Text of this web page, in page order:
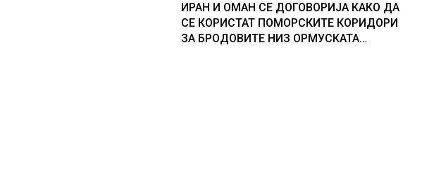
ИРАН И ОМАН СЕ ДОГОВОРИЈА КАКО ДА
СЕ КОРИСТАТ ПОМОРСКИТЕ КОРИДОРИ
ЗА БРОДОВИТЕ НИЗ ОРМУСКАТА